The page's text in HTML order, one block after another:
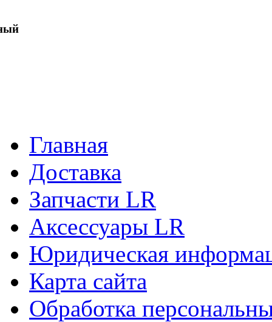
Главная
Доставка
Запчасти LR
Аксессуары LR
Юридическая
Карта сайта
Обработка